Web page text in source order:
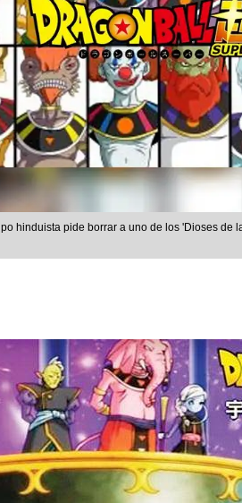
hinduista pide borrar a uno de los 'Dioses de